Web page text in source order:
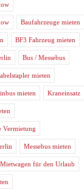
Baufahrzeuge mieten
BF3 Fahrzeug mieten
Bus / Messebus
mieten
mieten Kraneinsatz
Vermietung
Messebus mieten
Mietwagen für den Urlaub